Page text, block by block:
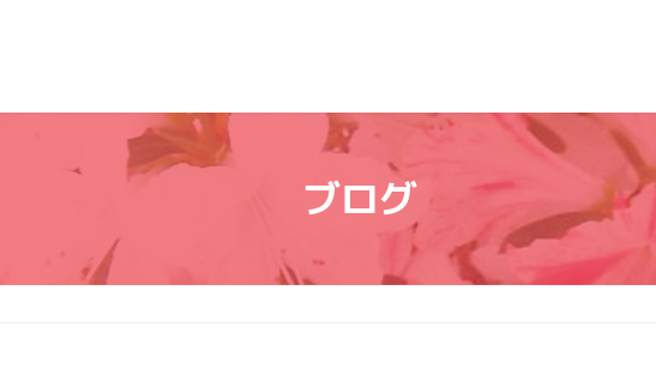
ブログ